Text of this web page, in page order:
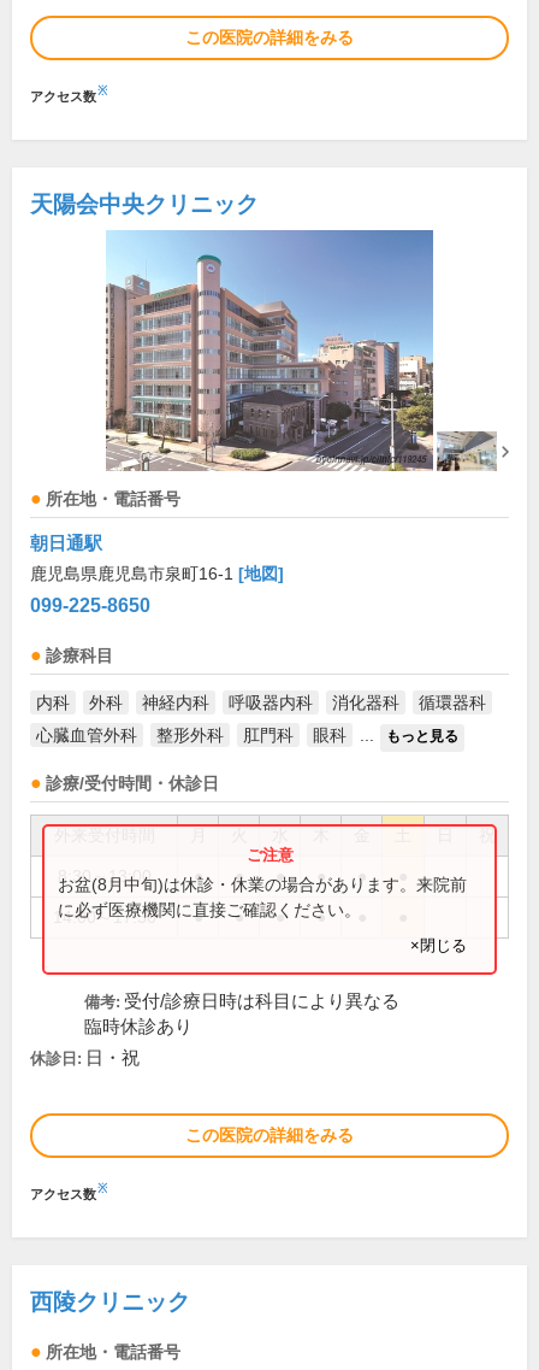
この医院の詳細をみる
アクセス数※
天陽会中央クリニック
所在地・電話番号
朝日通駅
鹿児島県鹿児島市泉町16-1 [地図]
099-225-8650
診療科目
内科 外科 神経内科 呼吸器内科 消化器科
循環器科
心臓血管外科
整形外科 肛門科 眼科 もっと見る
診療/受付時間・休診日
祝
8:30～13:00 ● ● ● ● ●
14:00～17:30 ● ● ● ●
お盆(8月中旬)は休診・休業の場合があります。来院前
に必ず医療機関に直接ご確認ください。
×閉じる
備考: 受付/診療日時は科目により異なる
臨時休診あり
休診日: 日・祝
この医院の詳細をみる
アクセス数※
西陵クリニック
所在地・電話番号